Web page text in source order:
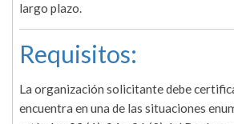
largo plazo.
Requisitos:
La organización solicitante debe
encuentra en una de las situaciones